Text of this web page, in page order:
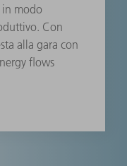
in modo
Con
alla gara con
flows